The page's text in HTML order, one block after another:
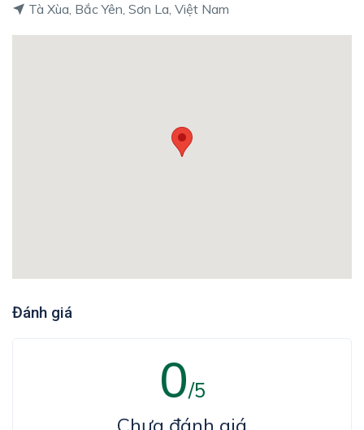
Tà Xùa, Bắc Yên, Sơn La, Việt Nam
Đánh giá
0/5